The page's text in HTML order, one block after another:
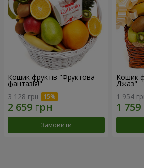
Кошик фруктів "Фруктова
фантазія!"
3 128 грн
Замовити
Кошик
Джаз"
1 954